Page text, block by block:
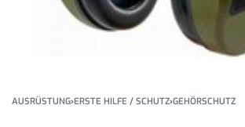
AUSRÜSTUNG›ERSTE HILFE / SCHUTZ›GEHÖRSCHUTZ